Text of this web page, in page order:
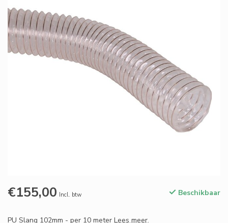
€155,00 Incl. btw Beschikbaar
PU Slang 102mm - per 10 meter Lees meer.